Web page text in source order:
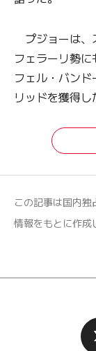
プジョーは、
フェラーリ勢
フェル・バン
リッドを獲得し
この記事は国内独
情報をもとに作成